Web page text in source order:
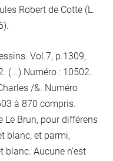
Robert de Cotte (L.
Vol.7, p.1309,
(...) Numéro : 10502.
/&. Numéro
à 870 compris.
Le Brun, pour différens
blanc, et parmi,
blanc. Aucune n'est